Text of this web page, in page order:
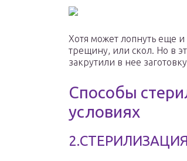
Хотя может лопнуть еще
трещину, или скол. Но в
закрутили в нее
Способы
условиях